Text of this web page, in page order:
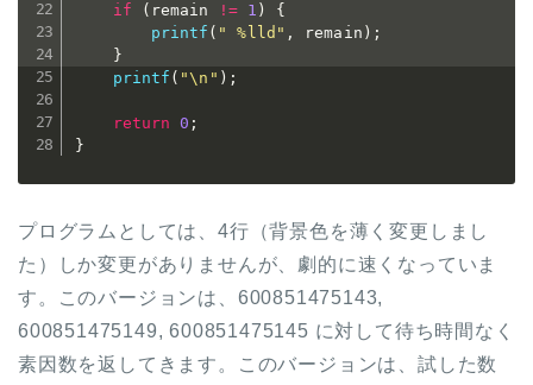
if ( remain != 1 )
{
printf ( " %lld" , remain ) ;
}
printf ( "\n" ) ;
return 0 ;
}
プログラムとしては、4行（背景色を薄く変更しまし
た）しか変更がありませんが、劇的に速くなっていま
す。このバージョンは、600851475143,
600851475149, 600851475145 に対して待ち時間なく
素因数を返してきます。このバージョンは、試した数